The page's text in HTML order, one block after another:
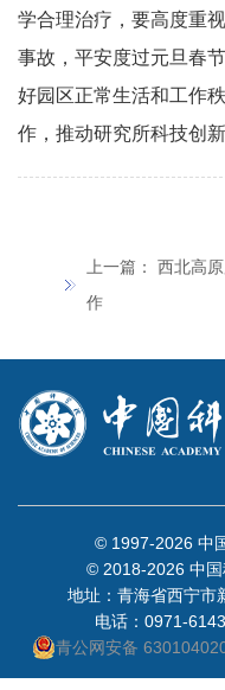
学合理治疗，要高度重
事故，平安度过元旦春
好园区正常生活和工作
作，推动研究所科技创新
上一篇： 西北高
作
© 1997-2026 中
© 2018-2026 中
地址：青海省西宁
电话：0971-
青公网安备